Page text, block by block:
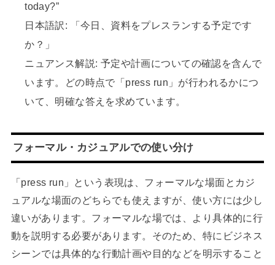
today?”
日本語訳: 「今日、資料をプレスランする予定です
か？」
ニュアンス解説: 予定や計画についての確認を含んで
います。どの時点で「press run」が行われるかにつ
いて、明確な答えを求めています。
フォーマル・カジュアルでの使い分け
「press run」という表現は、フォーマルな場面とカジ
ュアルな場面のどちらでも使えますが、使い方には少し
違いがあります。フォーマルな場では、より具体的に行
動を説明する必要があります。そのため、特にビジネス
シーンでは具体的な行動計画や目的などを明示すること